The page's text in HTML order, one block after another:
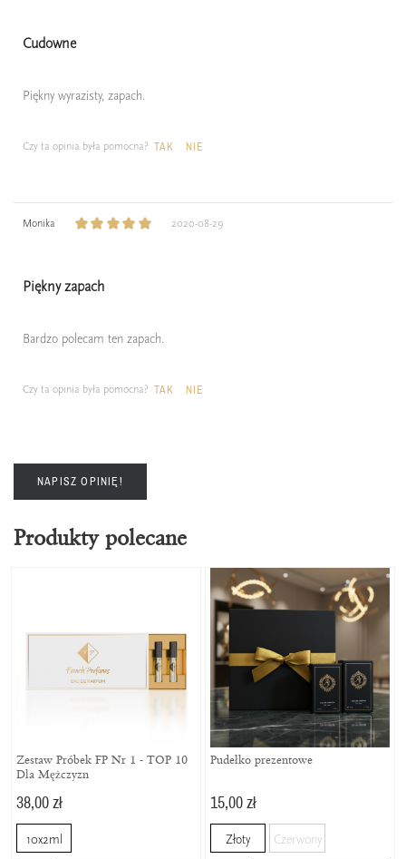
Cudowne
Piękny wyrazisty, zapach.
Czy ta opinia była pomocna? TAK NIE
Monika 2020-08-29
Piękny zapach
Bardzo polecam ten zapach.
Czy ta opinia była pomocna? TAK NIE
NAPISZ OPINIĘ!
Produkty polecane
Zestaw Próbek FP Nr 1 - TOP 10
Dla Mężczyzn
38,00 zł
10x2ml
Pudełko prezentowe
15,00 zł
Złoty Czerwony